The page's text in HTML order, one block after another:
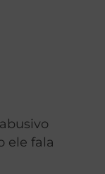
ele fala